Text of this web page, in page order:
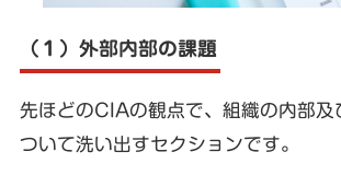
（１）外部内部の課題
先ほどのCIAの観点で、組織の内部及
ついて洗い出すセクションです。